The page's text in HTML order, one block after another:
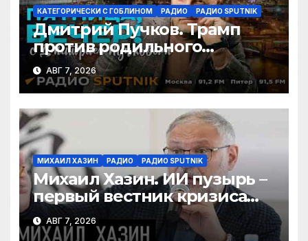
КАТЕГОРИЧЕСКИ С ГОБЛИНОМ РАДИО РАДИО SPUTNIK
Дмитрий Пучков. Трамп
против родильного
туризма, безработица из-за
ИИ
АВГ 7, 2026
МИХАИЛ ХАЗИН РАДИО РАДИО SPUTNIK
Михаил Хазин. ИИ пузырь –
первый вестник кризиса
или миф?
АВГ 7, 2026